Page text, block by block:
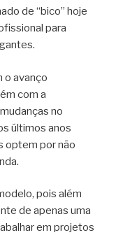
de “bico” hoje
para
o avanço
com a
no
últimos anos
optem por não
pois além
de apenas uma
em projetos